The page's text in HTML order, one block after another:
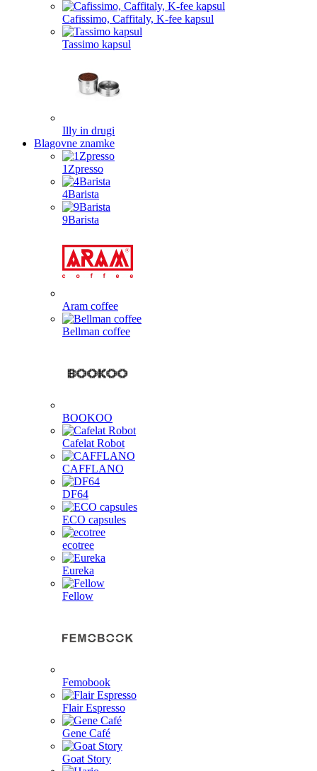
Cafissimo, Caffitaly, K-fee kapsul
Tassimo kapsul
Illy in drugi
Blagovne znamke
1Zpresso
4Barista
9Barista
Aram coffee
Bellman coffee
BOOKOO
Cafelat Robot
CAFFLANO
DF64
ECO capsules
ecotree
Eureka
Fellow
Femobook
Flair Espresso
Gene Café
Goat Story